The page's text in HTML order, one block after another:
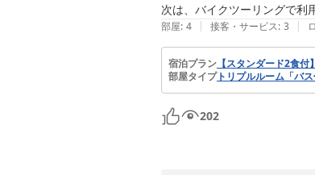
次は、バイクツーリングで利
部屋: 4 | 接客・サービス: 3 |
宿泊プラン 【スタンダード2食
部屋タイプトリプルルーム「バス
202